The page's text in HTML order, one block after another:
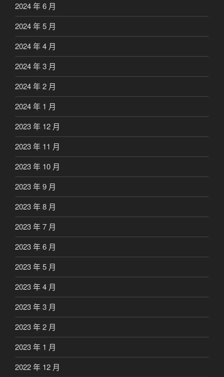
2024 年 6 月
2024 年 5 月
2024 年 4 月
2024 年 3 月
2024 年 2 月
2024 年 1 月
2023 年 12 月
2023 年 11 月
2023 年 10 月
2023 年 9 月
2023 年 8 月
2023 年 7 月
2023 年 6 月
2023 年 5 月
2023 年 4 月
2023 年 3 月
2023 年 2 月
2023 年 1 月
2022 年 12 月